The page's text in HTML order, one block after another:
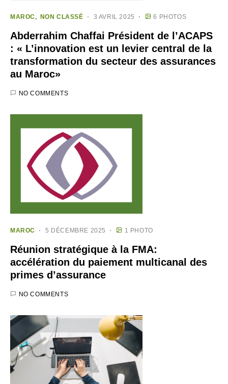
MAROC NON CLASSÉ 3 AVRIL 2025 6 PHOTOS
Abderrahim Chaffai Président de l’ACAPS
: « L’innovation est un levier central de la
transformation du secteur des assurances
au Maroc»
NO COMMENTS
MAROC 5 DÉCEMBRE 2025 1 PHOTO
Réunion stratégique à la FMA:
accélération du paiement multicanal des
primes d’assurance
NO COMMENTS